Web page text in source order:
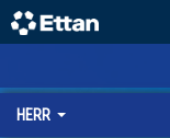
HERR